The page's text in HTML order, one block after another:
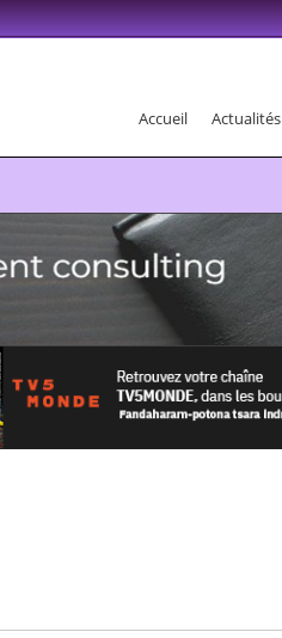
Accueil Actualités
potoana tsara indrindra ho anareo!